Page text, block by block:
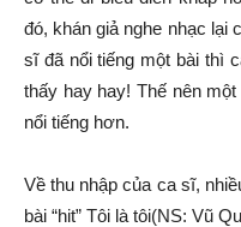
đó, khán giả nghe nhạc lại
sĩ đã nổi tiếng một bài thì
thấy hay hay! Thế nên
nổi tiếng hơn.
Về thu nhập của ca sĩ,
bài “hit” Tôi là tôi(NS: Vũ